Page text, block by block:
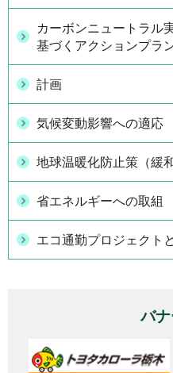
カーボンニュートラル
基づくアクションプラ
計画
気候変動影響への適応
地球温暖化防止策（緩和
省エネルギーへの取組
エコ通勤プロジェクト
バ